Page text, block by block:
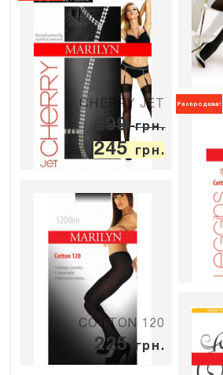
CHERRY JET
299грн.
245 грн.
COTTON 120
225 грн.
Распродажа!